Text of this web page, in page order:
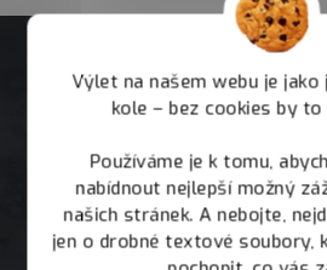
Výlet na našem webu je jako
kole – bez cookies by
Používáme je k tomu,
nabídnout nejlepší možný
našich stránek. A nebojte,
jen o drobné textové soubory,